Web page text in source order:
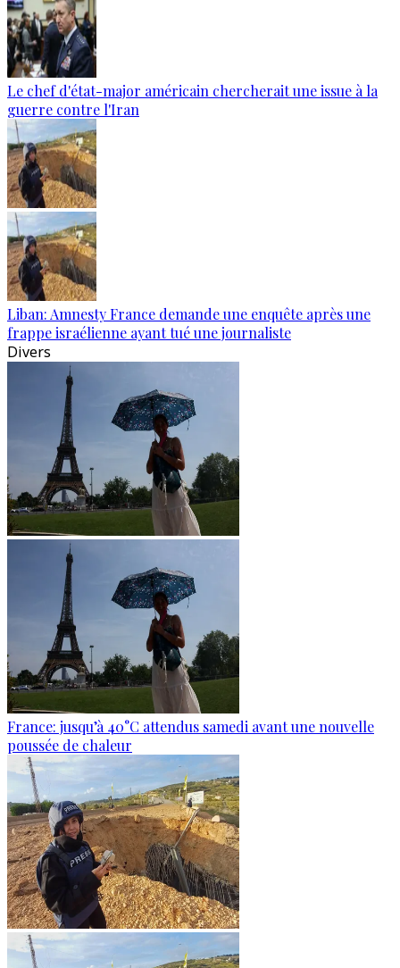
Le chef d'état-major américain chercherait une issue à la
guerre contre l'Iran
Liban: Amnesty France demande une enquête après une
frappe israélienne ayant tué une journaliste
Divers
France: jusqu’à 40°C attendus samedi avant une nouvelle
poussée de chaleur